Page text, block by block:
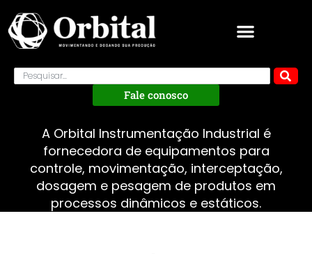
Fale conosco
A Orbital Instrumentação Industrial é
fornecedora de equipamentos para
controle, movimentação, interceptação,
dosagem e pesagem de produtos em
processos dinâmicos e estáticos.